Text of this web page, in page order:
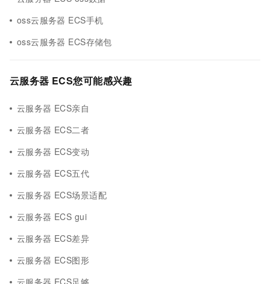
oss云服务器 ECS手机
oss云服务器 ECS存储包
云服务器 ECS您可能感兴趣
云服务器 ECS亲自
云服务器 ECS二者
云服务器 ECS变动
云服务器 ECS五代
云服务器 ECS场景适配
云服务器 ECS gui
云服务器 ECS差异
云服务器 ECS图形
云服务器 ECS足够